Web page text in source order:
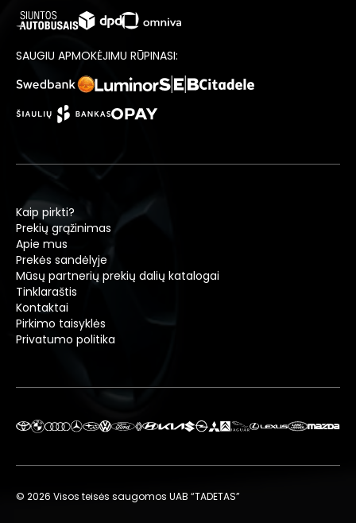
SAUGIU APMOKĖJIMU RŪPINASI:
Kaip pirkti?
Prekių grąžinimas
Apie mus
Prekės sandėlyje
Mūsų partnerių prekių dalių katalogai
Tinklaraštis
Kontaktai
Pirkimo taisyklės
Privatumo politika
© 2026 Visos teisės saugomos UAB “TADETAS”